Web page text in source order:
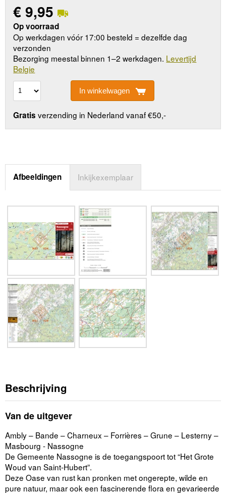
€9,95
Op voorraad
Op werkdagen vóór 17:00 besteld = dezelfde dag
verzonden
Bezorging meestal binnen 1–2 werkdagen. Levertijd
Belgie
In winkelwagen
Gratis verzending in Nederland vanaf €50,-
Afbeeldingen Inkijkexemplaar
Beschrijving
Van de uitgever
Ambly – Bande – Charneux – Forrières – Grune – Lesterny –
Masbourg - Nassogne
De Gemeente Nassogne is de toegangspoort tot “Het Grote
Woud van Saint-Hubert”.
Deze Oase van rust kan pronken met ongerepte, wilde en
pure natuur, maar ook een fascinerende flora en gevarieerde